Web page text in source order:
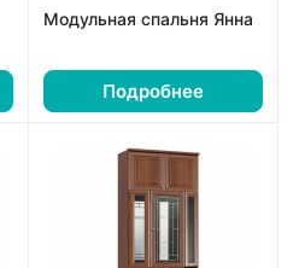
Модульная спальня Янна
Подробнее